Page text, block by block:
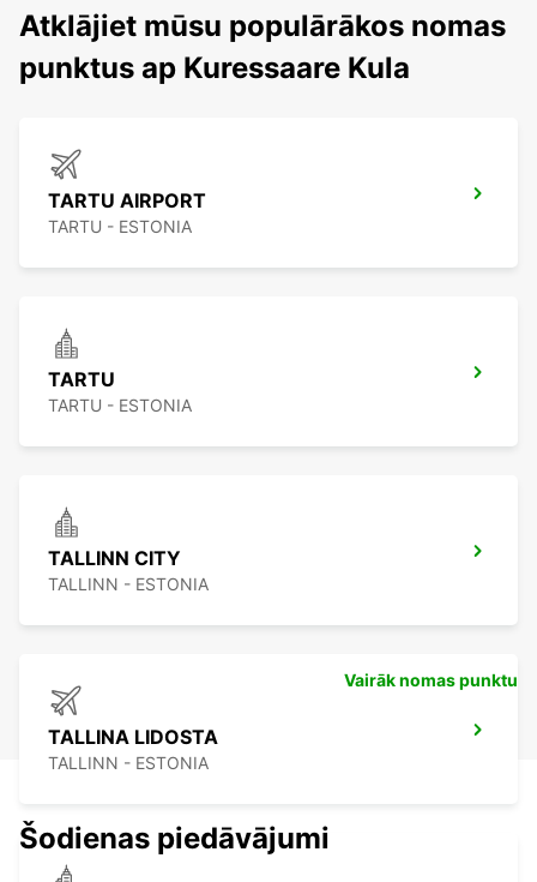
Atklājiet mūsu populārākos nomas
punktus ap Kuressaare Kula
TARTU AIRPORT
TARTU - ESTONIA
TARTU
TARTU - ESTONIA
TALLINN CITY
TALLINN - ESTONIA
TALLINA LIDOSTA
TALLINN - ESTONIA
Vairāk nomas punktu
Šodienas piedāvājumi